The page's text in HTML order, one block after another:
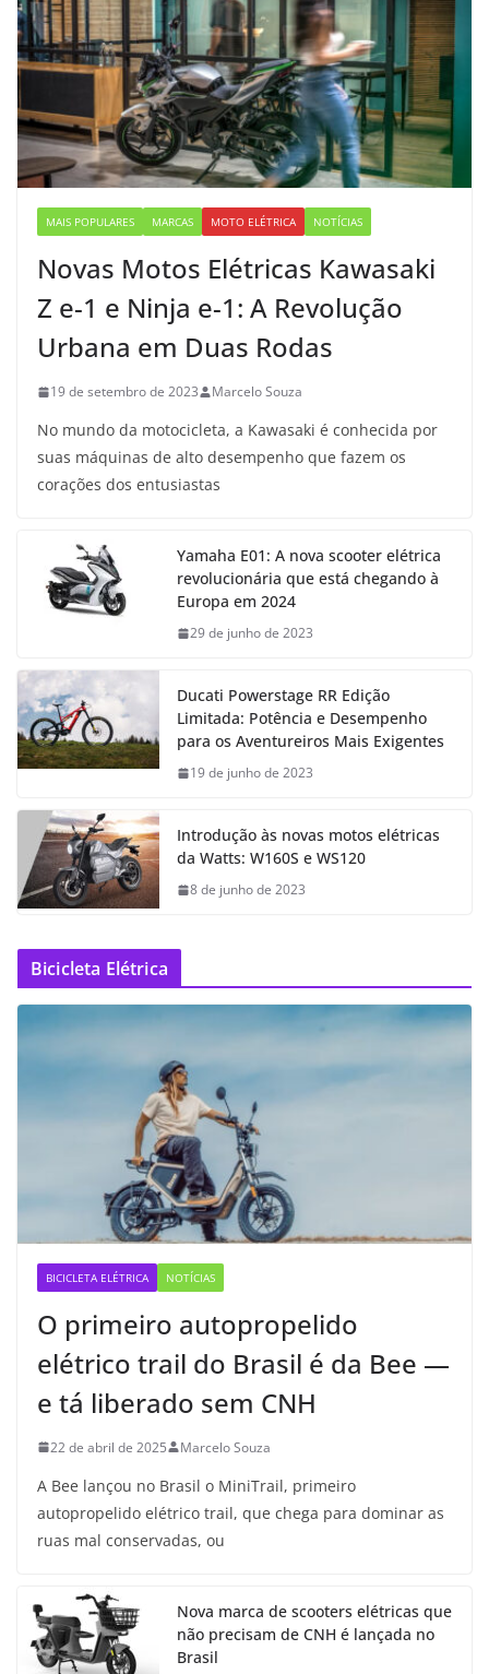
MAIS POPULARES MARCAS MOTO ELÉTRICA NOTÍCIAS
Novas Motos Elétricas Kawasaki
Z e-1 e Ninja e-1: A Revolução
Urbana em Duas Rodas
19 de setembro de 2023 Marcelo Souza
No mundo da motocicleta, a Kawasaki é conhecida por
suas máquinas de alto desempenho que fazem os
corações dos entusiastas
Yamaha E01: A nova scooter elétrica
revolucionária que está chegando à
Europa em 2024
29 de junho de 2023
Ducati Powerstage RR Edição
Limitada: Potência e Desempenho
para os Aventureiros Mais Exigentes
19 de junho de 2023
Introdução às novas motos elétricas
da Watts: W160S e WS120
8 de junho de 2023
Bicicleta Elétrica
BICICLETA ELÉTRICA NOTÍCIAS
O primeiro autopropelido
elétrico trail do Brasil é da Bee —
e tá liberado sem CNH
22 de abril de 2025 Marcelo Souza
A Bee lançou no Brasil o MiniTrail, primeiro
autopropelido elétrico trail, que chega para dominar as
ruas mal conservadas, ou
Nova marca de scooters elétricas que
não precisam de CNH é lançada no
Brasil